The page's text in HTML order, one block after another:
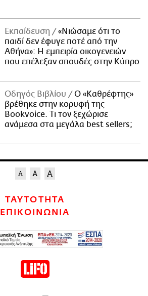
Εκπαίδευση
«Νιώσαμε ότι το
παιδί δεν έφυγε ποτέ από την
Αθήνα»: Η εμπειρία οικογενειών
που επέλεξαν σπουδές στην Κύπρο
Οδηγός Βιβλίου
Ο «Καθρέφτης»
βρέθηκε στην κορυφή της
Bookvoice. Τι τον ξεχώρισε
ανάμεσα στα μεγάλα best sellers;
ΤΑΥΤΟΤΗΤΑ
ΕΠΙΚΟΙΝΩΝΙΑ